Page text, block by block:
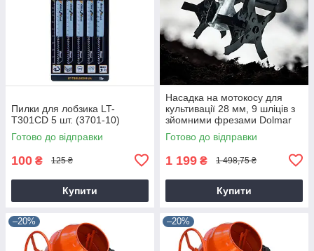
Пилки для лобзика LT-
T301CD 5 шт. (3701-10)
Готово до відправки
100 ₴ 125 ₴
Купити
Насадка на мотокосу для
культивації 28 мм, 9 шліців з
зйомними фрезами Dolmar
9T28
Готово до відправки
1 199 ₴ 1 498,75 ₴
Купити
–20% –20%